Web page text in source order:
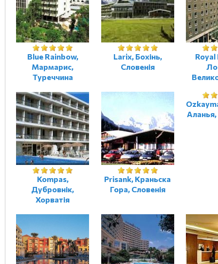
Blue Rainbow,
Мармарис,
Туреччина
Larix, Бохінь,
Словенія
Royal
Kompas,
Дубровнік,
Хорватія
Prisank, Краньска
Гора, Словенія
Аланья,